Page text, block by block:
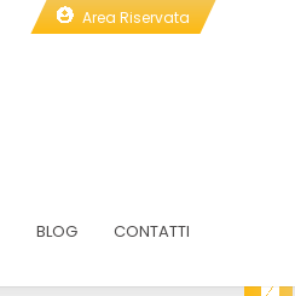
Area Riservata
BLOG CONTATTI